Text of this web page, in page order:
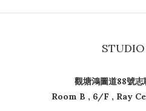
觀塘鴻圖道88號
Room B , 6/F , Ray